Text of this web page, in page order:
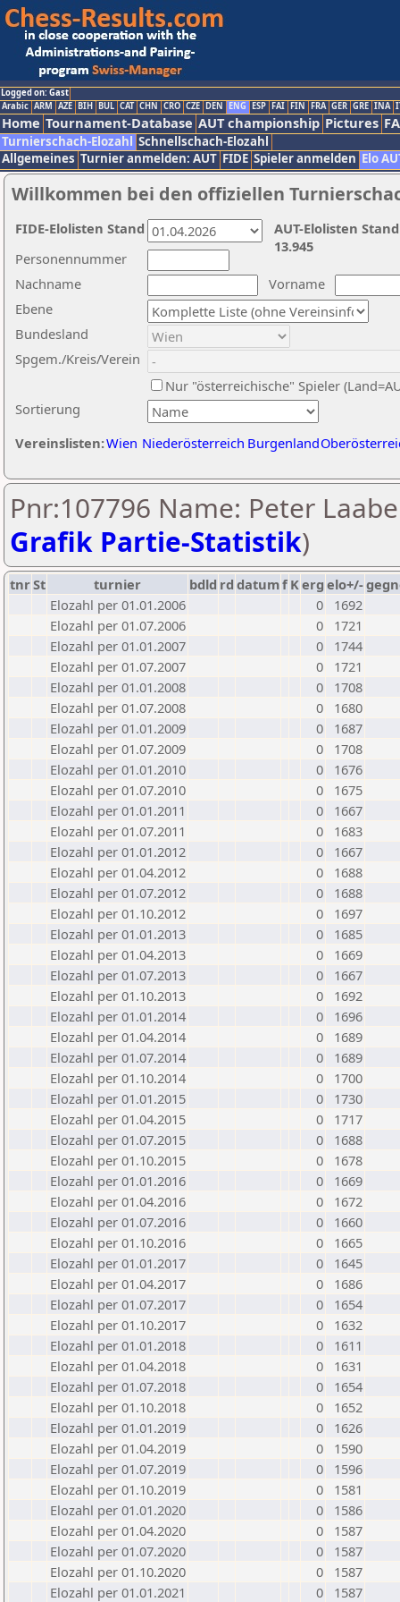
Logged on: Gast
Arabic ARM AZE BIH BUL CAT CHN CRO CZE DEN ENG ESP FAI FIN FRA GER GRE INA
Home Tournament-Database AUT championship Pictures
Turnierschach-Elozahl Schnellschach-Elozahl
Allgemeines Turnier anmelden: AUT FIDE Spieler anmelden Elo
Willkommen bei den offiziellen
Nachname
Vorname
Ebene
Sortierung
Personennummer
Bundesland
Spgem./Kreis/Verein
Nur "österreichische" Spieler
Vereinslisten:Wien Niederösterreich Burgenland
AUT-Elolisten
13.945
FIDE-Elolisten Stand
Pnr:107796 Name: Peter
Grafik Partie-Statistik)
tnrSt turnier bdld rd datumf Kerg elo+/-
Elozahl per 01.01.2006
0
1692
Elozahl per 01.07.2006
0
1721
Elozahl per 01.01.2007
0
1744
Elozahl per 01.07.2007
0
1721
Elozahl per 01.01.2008
0
1708
Elozahl per 01.07.2008
0
1680
Elozahl per 01.01.2009
0
1687
Elozahl per 01.07.2009
0
1708
Elozahl per 01.01.2010
0
1676
Elozahl per 01.07.2010
0
1675
Elozahl per 01.01.2011
0
1667
Elozahl per 01.07.2011
0
1683
Elozahl per 01.01.2012
0
1667
Elozahl per 01.04.2012
0
1688
Elozahl per 01.07.2012
0
1688
Elozahl per 01.10.2012
0
1697
Elozahl per 01.01.2013
0
1685
Elozahl per 01.04.2013
0
1669
Elozahl per 01.07.2013
0
1667
Elozahl per 01.10.2013
0
1692
Elozahl per 01.01.2014
0
1696
Elozahl per 01.04.2014
0
1689
Elozahl per 01.07.2014
0
1689
Elozahl per 01.10.2014
0
1700
Elozahl per 01.01.2015
0
1730
Elozahl per 01.04.2015
0
1717
Elozahl per 01.07.2015
0
1688
Elozahl per 01.10.2015
0
1678
Elozahl per 01.01.2016
0
1669
Elozahl per 01.04.2016
0
1672
Elozahl per 01.07.2016
0
1660
Elozahl per 01.10.2016
0
1665
Elozahl per 01.01.2017
0
1645
Elozahl per 01.04.2017
0
1686
Elozahl per 01.07.2017
0
1654
Elozahl per 01.10.2017
0
1632
Elozahl per 01.01.2018
0
1611
Elozahl per 01.04.2018
0
1631
Elozahl per 01.07.2018
0
1654
Elozahl per 01.10.2018
0
1652
Elozahl per 01.01.2019
0
1626
Elozahl per 01.04.2019
0
1590
Elozahl per 01.07.2019
0
1596
Elozahl per 01.10.2019
0
1581
Elozahl per 01.01.2020
0
1586
Elozahl per 01.04.2020
0
1587
Elozahl per 01.07.2020
0
1587
Elozahl per 01.10.2020
0
1587
Elozahl per 01.01.2021
0
1587